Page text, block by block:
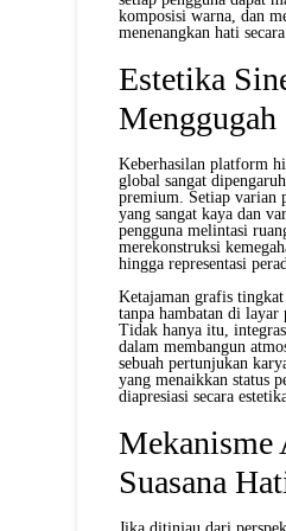
komposisi warna, dan
menenangkan hati
Estetika
Keberhasilan platform
global sangat
premium. Setiap varian
yang sangat kaya dan
pengguna melintasi
merekonstruksi
hingga representasi
Ketajaman grafis
tanpa hambatan di layar
Tidak hanya itu,
dalam membangun
sebuah pertunjukan
yang menaikkan status
diapresiasi secara
Mekanisme
Suasana